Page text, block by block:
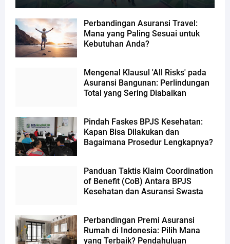
Perbandingan Asuransi Travel:
Mana yang Paling Sesuai untuk
Kebutuhan Anda?
Mengenal Klausul 'All Risks' pada
Asuransi Bangunan: Perlindungan
Total yang Sering Diabaikan
Pindah Faskes BPJS Kesehatan:
Kapan Bisa Dilakukan dan
Bagaimana Prosedur Lengkapnya?
Panduan Taktis Klaim Coordination
of Benefit (CoB) Antara BPJS
Kesehatan dan Asuransi Swasta
Perbandingan Premi Asuransi
Rumah di Indonesia: Pilih Mana
yang Terbaik? Pendahuluan